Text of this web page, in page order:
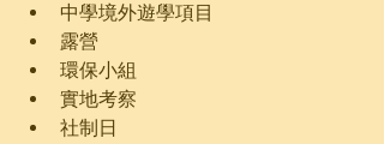
中學境外遊學項目
露營
環保小組
實地考察
社制日